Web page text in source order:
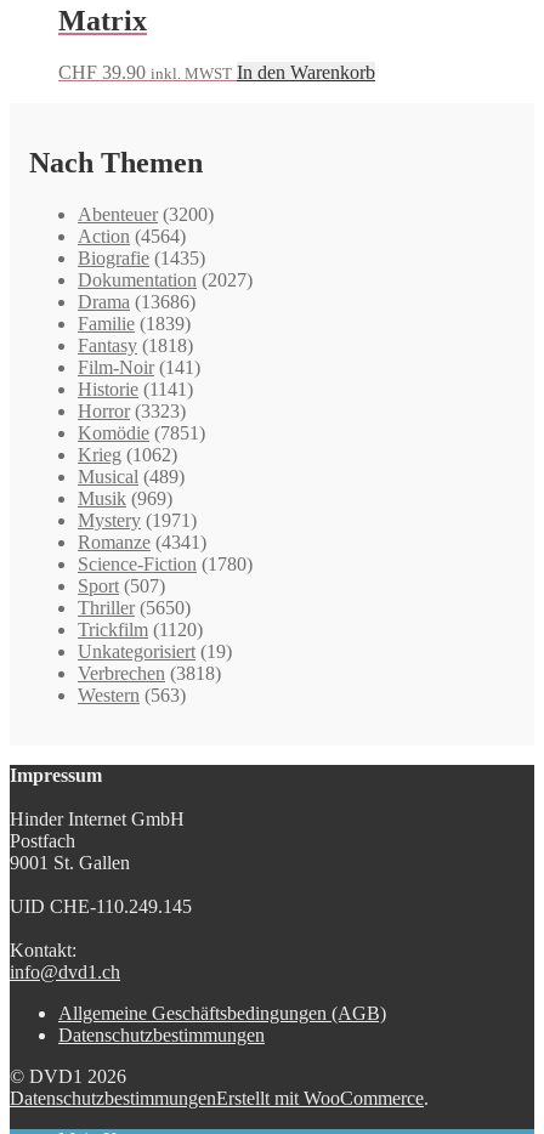
Matrix
CHF 39.90 inkl. MWST In den Warenkorb
Nach Themen
Abenteuer (3200)
Action (4564)
Biografie (1435)
Dokumentation (2027)
Drama (13686)
Familie (1839)
Fantasy (1818)
Film-Noir (141)
Historie (1141)
Horror (3323)
Komödie (7851)
Krieg (1062)
Musical (489)
Musik (969)
Mystery (1971)
Romanze (4341)
Science-Fiction (1780)
Sport (507)
Thriller (5650)
Trickfilm (1120)
Unkategorisiert (19)
Verbrechen (3818)
Western (563)
Impressum
Hinder Internet GmbH
Postfach
9001 St. Gallen
UID CHE-110.249.145
Kontakt:
info@dvd1.ch
Allgemeine Geschäftsbedingungen (AGB)
Datenschutzbestimmungen
© DVD1 2026
DatenschutzbestimmungenErstellt mit WooCommerce.